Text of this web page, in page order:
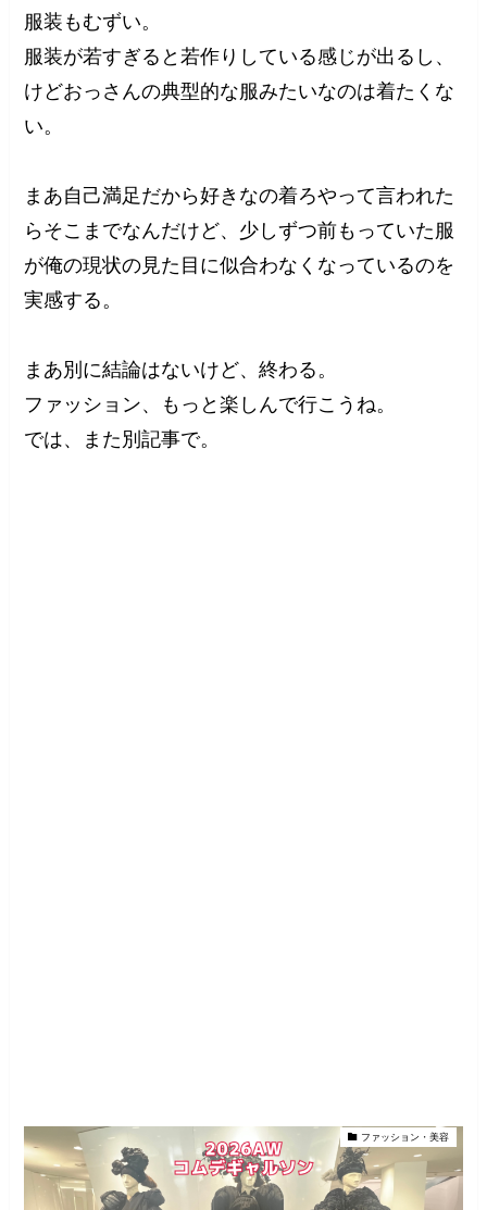
服装もむずい。
服装が若すぎると若作りしている感じが出るし、
けどおっさんの典型的な服みたいなのは着たくな
い。
まあ自己満足だから好きなの着ろやって言われた
らそこまでなんだけど、少しずつ前もっていた服
が俺の現状の見た目に似合わなくなっているのを
実感する。
まあ別に結論はないけど、終わる。
ファッション、もっと楽しんで行こうね。
では、また別記事で。
ファッション・美容